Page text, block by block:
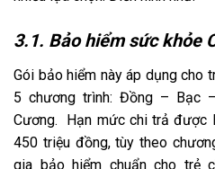
3.1. Bảo hiểm sức khỏe
Gói bảo hiểm này áp dụng cho
5 chương trình: Đồng – Bạc
Cương. Hạn mức chi trả được
450 triệu đồng, tùy theo
gia bảo hiểm chuẩn cho trẻ